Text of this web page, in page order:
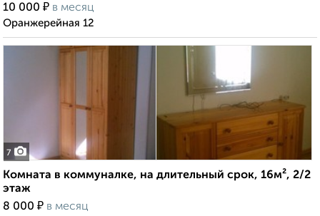
10 000 ₽ в месяц
Оранжерейная 12
7
Комната в коммуналке, на длительный срок, 16м², 2/2
этаж
8 000 ₽ в месяц